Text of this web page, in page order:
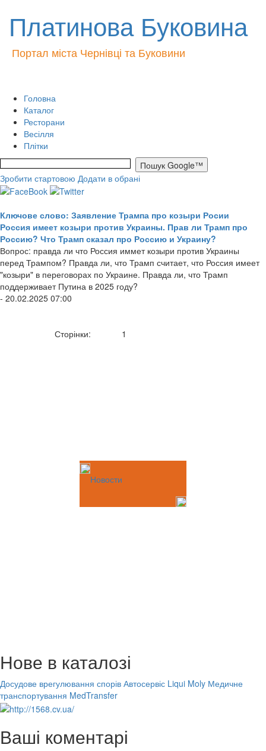
Платинова Буковина
Портал міста Чернівці та Буковини
Головна
Каталог
Ресторани
Весілля
Плітки
Зробити стартовою Додати в обрані
Ключове слово: Заявление Трампа про козыри Росии
Россия имеет козыри против Украины. Прав ли Трамп про
Россию? Что Трамп сказал про Россию и Украину?
Вопрос: правда ли что Россия иммет козыри против Украины
перед Трампом? Правда ли, что Трамп считает, что Россия имеет
"козыри" в переговорах по Украине. Правда ли, что Трамп
поддерживает Путина в 2025 году?
- 20.02.2025 07:00
Сторінки: 1
Новости
Нове в каталозі
Досудове врегулювання спорів Автосервіс Liqui Moly Медичне
транспортування MedTransfer
Ваші коментарі